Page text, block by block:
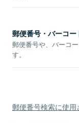
郵便番号・バーコ
郵便番号や、バーコ
す。
郵便番号検索に使